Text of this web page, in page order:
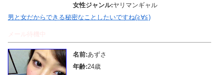
女性ジャンル:ヤリマンギャル
男と女だからできる秘密なことしたいですね(≧∀≦)
メール待機中
名前:あずさ
年齢:24歳